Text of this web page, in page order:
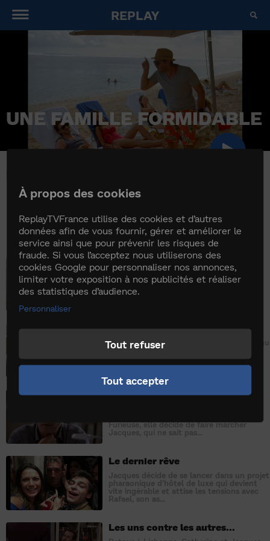
REPLAY
UNE FAMILLE FORMIDABLE
Coeurs blancs, coeurs noi...
Jacques, Catherine, Julien et Audrey
partent à la recherche de la branche
africaine de la famille… A la Réunion, ils
Jacques et son double
Julien innocenté, le calme est enfin revenu
au village... jusqu'à ce que Catherine et
Jacques découvrent qu'ils sont victimes
d'une usurpati...
La dernière minute
Furieuse, elle décide de faire marcher
Le dernier rêve
Les uns contre les autres...
À propos des cookies
ReplayTVFrance utilise des cookies et d’autres
données afin de vous fournir, gérer et améliorer le
service ainsi que pour prévenir les risques de
fraude. Si vous l’acceptez nous utiliserons des
cookies Google pour personnaliser nos annonces,
limiter votre exposition à nos publicités et réaliser
des statistiques d’audience.
Personnaliser
Tout refuser
Tout accepter